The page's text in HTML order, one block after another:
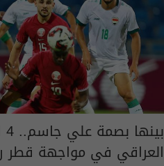
العراقي في مواجهة قطر